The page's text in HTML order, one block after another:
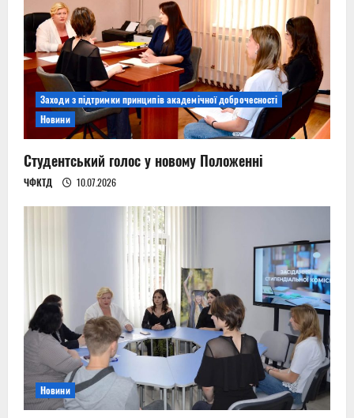
Заходи з підтримки принципів академічної доброчесності
Новини
Студентський голос у новому Положенні
ЧФКТД 10.07.2026
Новини